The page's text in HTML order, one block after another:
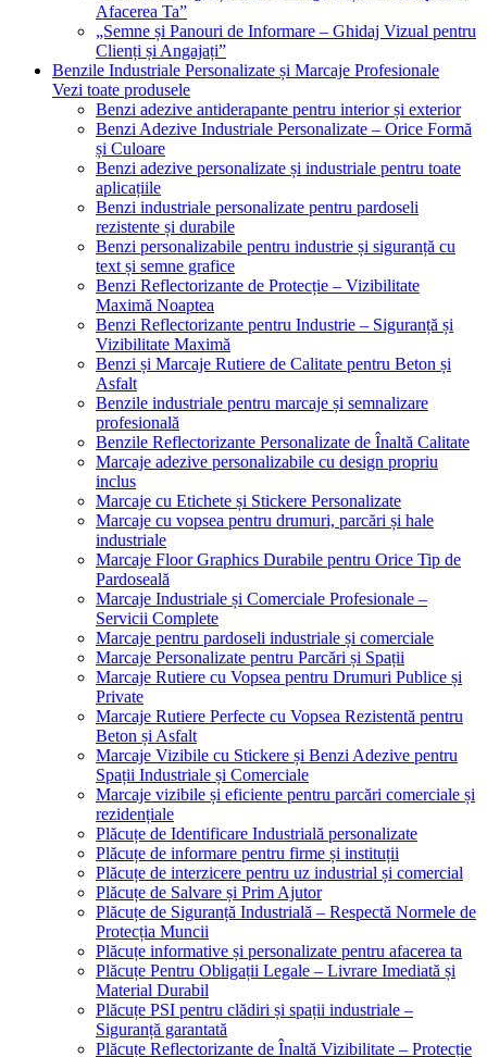
Afacerea Ta”
„Semne și Panouri de Informare – Ghidaj Vizual pentru
Clienți și Angajați”
Benzile Industriale Personalizate și Marcaje Profesionale
Vezi toate produsele
Benzi adezive antiderapante pentru interior și exterior
Benzi Adezive Industriale Personalizate – Orice Formă
și Culoare
Benzi adezive personalizate și industriale pentru toate
aplicațiile
Benzi industriale personalizate pentru pardoseli
rezistente și durabile
Benzi personalizabile pentru industrie și siguranță cu
text și semne grafice
Benzi Reflectorizante de Protecție – Vizibilitate
Maximă Noaptea
Benzi Reflectorizante pentru Industrie – Siguranță și
Vizibilitate Maximă
Benzi și Marcaje Rutiere de Calitate pentru Beton și
Asfalt
Benzile industriale pentru marcaje și semnalizare
profesională
Benzile Reflectorizante Personalizate de Înaltă Calitate
Marcaje adezive personalizabile cu design propriu
inclus
Marcaje cu Etichete și Stickere Personalizate
Marcaje cu vopsea pentru drumuri, parcări și hale
industriale
Marcaje Floor Graphics Durabile pentru Orice Tip de
Pardoseală
Marcaje Industriale și Comerciale Profesionale –
Servicii Complete
Marcaje pentru pardoseli industriale și comerciale
Marcaje Personalizate pentru Parcări și Spații
Marcaje Rutiere cu Vopsea pentru Drumuri Publice și
Private
Marcaje Rutiere Perfecte cu Vopsea Rezistentă pentru
Beton și Asfalt
Marcaje Vizibile cu Stickere și Benzi Adezive pentru
Spații Industriale și Comerciale
Marcaje vizibile și eficiente pentru parcări comerciale și
rezidențiale
Plăcuțe de Identificare Industrială personalizate
Plăcuțe de informare pentru firme și instituții
Plăcuțe de interzicere pentru uz industrial și comercial
Plăcuțe de Salvare și Prim Ajutor
Plăcuțe de Siguranță Industrială – Respectă Normele de
Protecția Muncii
Plăcuțe informative și personalizate pentru afacerea ta
Plăcuțe Pentru Obligații Legale – Livrare Imediată și
Material Durabil
Plăcuțe PSI pentru clădiri și spații industriale –
Siguranță garantată
Plăcuțe Reflectorizante de Înaltă Vizibilitate – Protecție